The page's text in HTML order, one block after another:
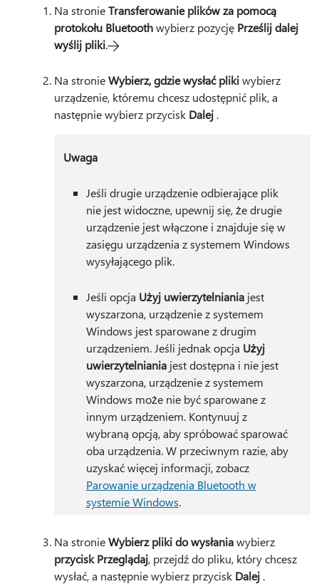
Na stronieTransferowanie plików za pomocą
protokołu Bluetoothwybierz pozycję Prześlij dalej
wyślij pliki.
Na stronieWybierz, gdzie wysłać plikiwybierz
urządzenie, któremu chcesz udostępnić plik, a
następnie wybierz przycisk Dalej .
Uwaga
Jeśli drugie urządzenie odbierające plik
nie jest widoczne, upewnij się, że drugie
urządzenie jest włączone i znajduje się w
zasięgu urządzenia z systemem Windows
wysyłającego plik.
Jeśli opcja Użyj uwierzytelnianiajest
wyszarzona, urządzenie z systemem
Windows jest sparowane z drugim
urządzeniem. Jeśli jednak opcja Użyj
uwierzytelnianiajest dostępna i nie jest
wyszarzona, urządzenie z systemem
Windows może nie być sparowane z
innym urządzeniem. Kontynuuj z
wybraną opcją, aby spróbować sparować
oba urządzenia. W przeciwnym razie, aby
uzyskać więcej informacji, zobacz
Parowanie urządzenia Bluetooth w
systemie Windows.
Na stronieWybierz pliki do wysłaniawybierz
przycisk Przeglądaj, przejdź do pliku, który chcesz
wysłać, a następnie wybierz przycisk Dalej .